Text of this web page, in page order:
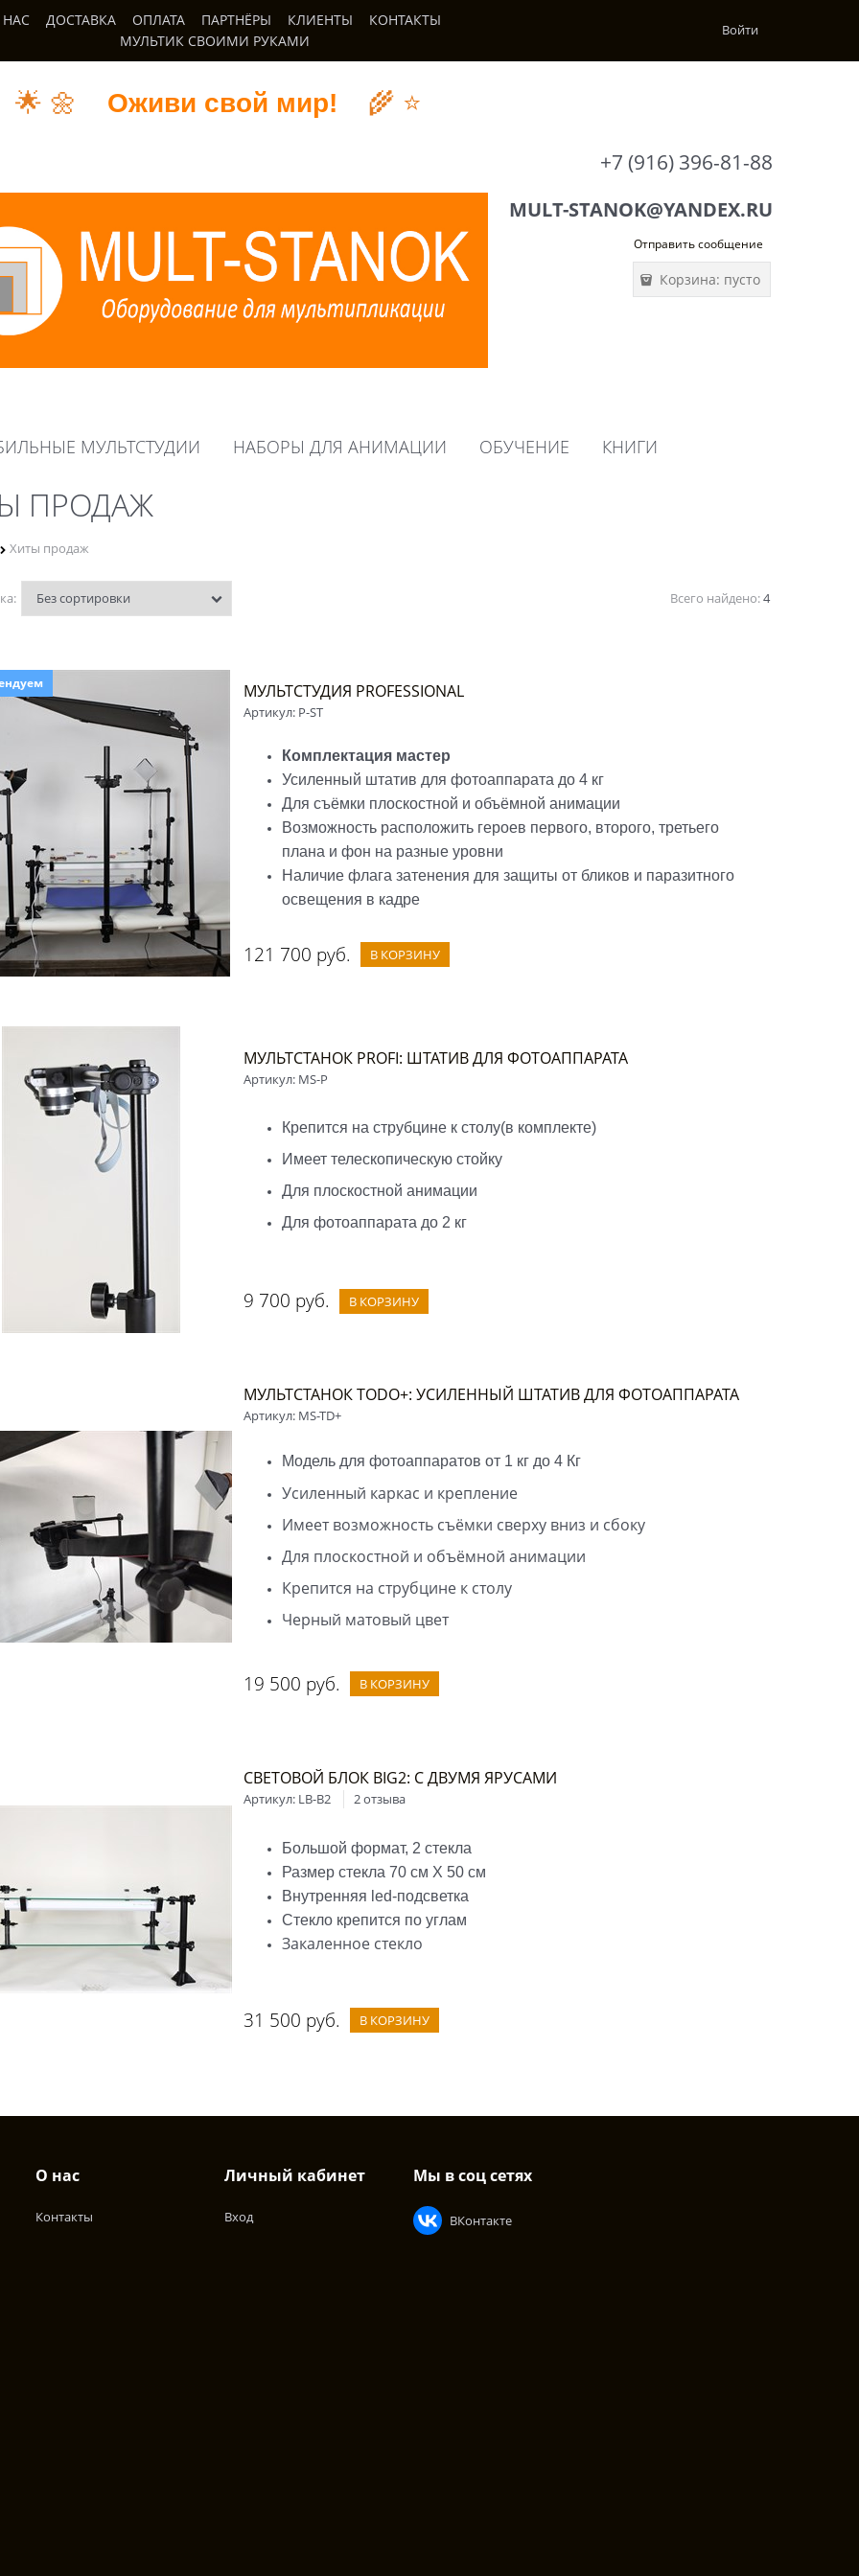
ДОСТАВКА ОПЛАТА ПАРТНЁРЫ КЛИЕНТЫ
КОНТАКТЫ
МУЛЬТИК СВОИМИ РУКАМИ
Войти
🌼 Оживи свой мир! 🌾 ⭐️
+7 (916) 396-81-88
MULT-STANOK@YANDEX.RU
Отправить сообщение
Корзина: пусто
МУЛЬТСТУДИИ НАБОРЫ ДЛЯ АНИМАЦИИ ОБУЧЕНИЕ КНИГИ
ПРОДАЖ
Хиты продаж
Всего найдено:4
МУЛЬТСТУДИЯ PROFESSIONAL
Артикул: P-ST
Комплектация мастер
Усиленный штатив для фотоаппарата до 4 кг
Для съёмки плоскостной и объёмной анимации
Возможность расположить героев первого, второго, третьего
плана и фон на разные уровни
Наличие флага затенения для защиты от бликов и паразитного
освещения в кадре
121 700 руб. В КОРЗИНУ
МУЛЬТСТАНОК PROFI: ШТАТИВ ДЛЯ ФОТОАППАРАТА
Артикул: MS-P
Крепится на струбцине к столу(в комплекте)
Имеет телескопическую стойку
Для плоскостной анимации
Для фотоаппарата до 2 кг
9 700 руб. В КОРЗИНУ
МУЛЬТСТАНОК TODO+: УСИЛЕННЫЙ ШТАТИВ ДЛЯ ФОТОАППАРАТА
Артикул: MS-TD+
Модель для фотоаппаратов от 1 кг до 4 Кг
Усиленный каркас и крепление
Имеет возможность съёмки сверху вниз и сбоку
Для плоскостной и объёмной анимации
Крепится на струбцине к столу
Черный матовый цвет
19 500 руб. В КОРЗИНУ
СВЕТОВОЙ БЛОК BIG2: С ДВУМЯ ЯРУСАМИ
Артикул: LB-B2 2 отзыва
Большой формат, 2 стекла
Размер стекла 70 см Х 50 см
Внутренняя led-подсветка
Стекло крепится по углам
Закаленное стекло
31 500 руб. В КОРЗИНУ
О нас
Контакты
Личный кабинет
Вход
Мы в соц сетях
ВКонтакте